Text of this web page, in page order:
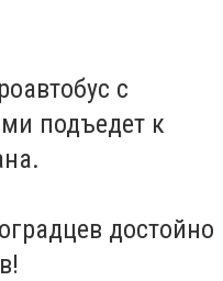
с
подъедет к
достойно